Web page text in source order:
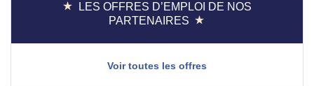
LES OFFRES D’EMPLOI DE NOS
PARTENAIRES
Voir toutes les offres